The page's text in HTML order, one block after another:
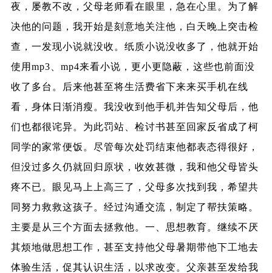
夜，屡教不改，父母老师看在眼里，急在心里。为了解
决他的问题，我开始是刻意地关注他，白天晚上突击检
查，一发现小说就没收。纸质小说没收多了，他就开始
使用mp3、mp4来看小说，更小更隐蔽，这些也前面没
收了多台。后来他甚至将生活费省下来来买手机在线
看，身体日渐消瘦。我没收到他手机并告知父母后，他
们也都很诧异。为此罚站、检讨书甚至回家反省成了柯
同学的家常便饭。尽管每次处罚结束他都表态得很好，
但没过多久仍就回归原状，收效甚微，我和他父母皆头
疼不已。眼见马上上高三了，父母多次找到我，希望共
同努力救救这孩子。经过沟通交流，制定了帮扶策略。
主要是从三个方面去拯救他。一、思想教育。继续不厌
其烦地做思想工作，甚至支持他父母暑期带他下工地去
体验生活，促其认识生活，以求改变。父亲甚至发给我